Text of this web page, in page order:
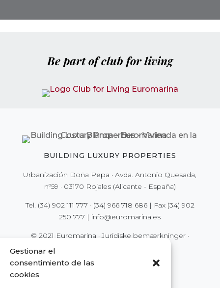
Gestionar el
consentimiento de las
cookies
Be part of club for living
BUILDING LUXURY PROPERTIES
Urbanización Doña Pepa · Avda. Antonio Quesada,
nº59 · 03170 Rojales (Alicante - España)
Tel. (34) 902 111 777 · (34) 966 718 686| Fax (34) 902
250 777 | info@euromarina.es
© 2021 Euromarina ·Juridiske bemærkninger·